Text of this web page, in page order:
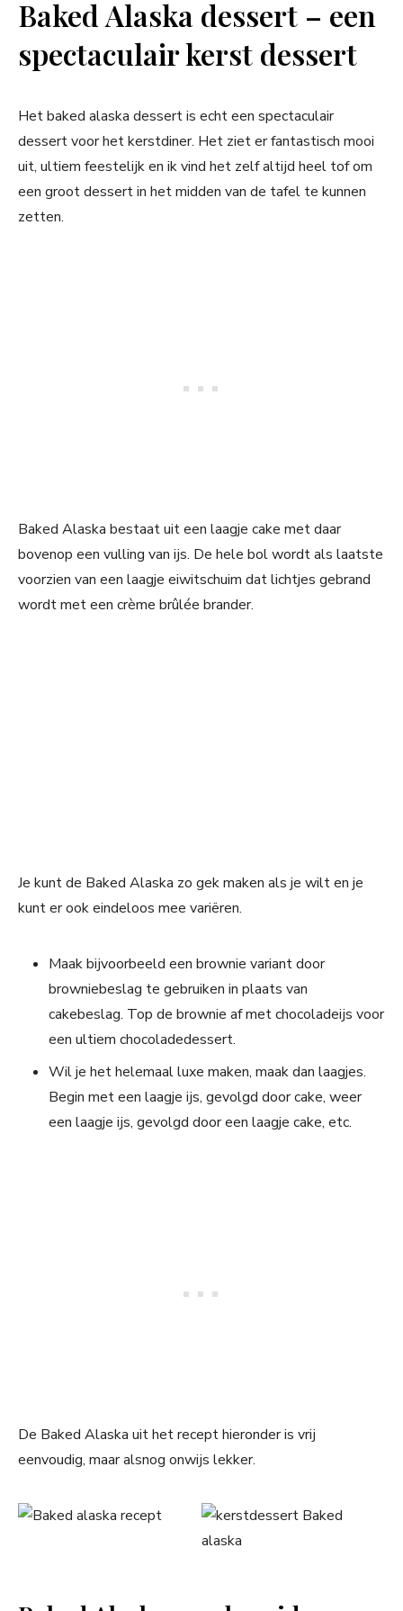
Baked Alaska dessert – een
spectaculair kerst dessert
Het baked alaska dessert is echt een spectaculair
dessert voor het kerstdiner. Het ziet er fantastisch mooi
uit, ultiem feestelijk en ik vind het zelf altijd heel tof om
een groot dessert in het midden van de tafel te kunnen
zetten.
Baked Alaska bestaat uit een laagje cake met daar
bovenop een vulling van ijs. De hele bol wordt als laatste
voorzien van een laagje eiwitschuim dat lichtjes gebrand
wordt met een crème brûlée brander.
Je kunt de Baked Alaska zo gek maken als je wilt en je
kunt er ook eindeloos mee variëren.
Maak bijvoorbeeld een brownie variant door
browniebeslag te gebruiken in plaats van
cakebeslag. Top de brownie af met chocoladeijs voor
een ultiem chocoladedessert.
Wil je het helemaal luxe maken, maak dan laagjes.
Begin met een laagje ijs, gevolgd door cake, weer
een laagje ijs, gevolgd door een laagje cake, etc.
De Baked Alaska uit het recept hieronder is vrij
eenvoudig, maar alsnog onwijs lekker.